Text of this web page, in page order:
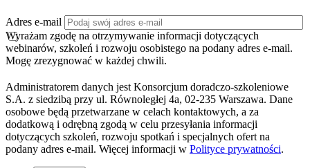
Adres e-mail
Wyrażam zgodę na otrzymywanie informacji dotyczących
webinarów, szkoleń i rozwoju osobistego na podany adres e-mail.
Mogę zrezygnować w każdej chwili.
Administratorem danych jest Konsorcjum doradczo-szkoleniowe
S.A. z siedzibą przy ul. Równoległej 4a, 02-235 Warszawa. Dane
osobowe będą przetwarzane w celach kontaktowych, a za
dodatkową i odrębną zgodą w celu przesyłania informacji
dotyczących szkoleń, rozwoju spotkań i specjalnych ofert na
podany adres e-mail. Więcej informacji w Polityce prywatności.